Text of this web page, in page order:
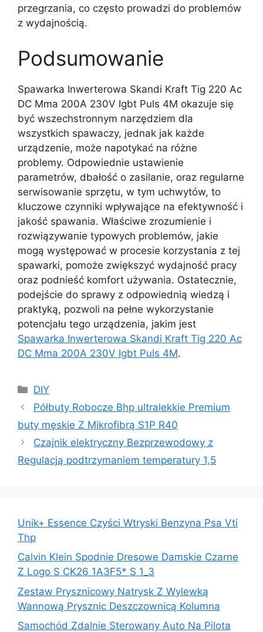
przegrzania, co często prowadzi do problemów
z wydajnością.
Podsumowanie
Spawarka Inwerterowa Skandi Kraft Tig 220 Ac
DC Mma 200A 230V Igbt Puls 4M okazuje się
być wszechstronnym narzędziem dla
wszystkich spawaczy, jednak jak każde
urządzenie, może napotykać na różne
problemy. Odpowiednie ustawienie
parametrów, dbałość o zasilanie, oraz regularne
serwisowanie sprzętu, w tym uchwytów, to
kluczowe czynniki wpływające na efektywność i
jakość spawania. Właściwe zrozumienie i
rozwiązywanie typowych problemów, jakie
mogą występować w procesie korzystania z tej
spawarki, pomoże zwiększyć wydajność pracy
oraz podnieść komfort używania. Ostatecznie,
podejście do sprawy z odpowiednią wiedzą i
praktyką, pozwoli na pełne wykorzystanie
potencjału tego urządzenia, jakim jest
Spawarka Inwerterowa Skandi Kraft Tig 220 Ac
DC Mma 200A 230V Igbt Puls 4M.
Kategorie
DIY
Półbuty Robocze Bhp ultralekkie Premium
buty męskie Z Mikrofibrą S1P R40
Czajnik elektryczny Bezprzewodowy z
Regulacją podtrzymaniem temperatury 1,5
Unik+ Essence Czyści Wtryski Benzyna Psa Vti
Thp
Calvin Klein Spodnie Dresowe Damskie Czarne
Z Logo S CK26 1A3F5* S 1_3
Zestaw Prysznicowy Natrysk Z Wylewką
Wannową Prysznic Deszczownicą Kolumna
Samochód Zdalnie Sterowany Auto Na Pilota